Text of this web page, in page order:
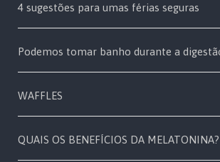
4 sugestões para umas férias seguras
Podemos tomar banho durante a
WAFFLES
QUAIS OS BENEFÍCIOS DA MELATONINA?